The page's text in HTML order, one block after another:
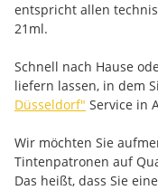
entspricht allen
21ml.
Schnell nach Hause
liefern lassen, in dem
Düsseldorf" Service in
Wir möchten Sie
Tintenpatronen auf
Das heißt, dass Sie